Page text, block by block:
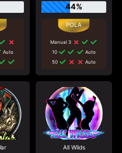
Auto
44%
Manual 3
10
Auto
50
Auto
All Wilds